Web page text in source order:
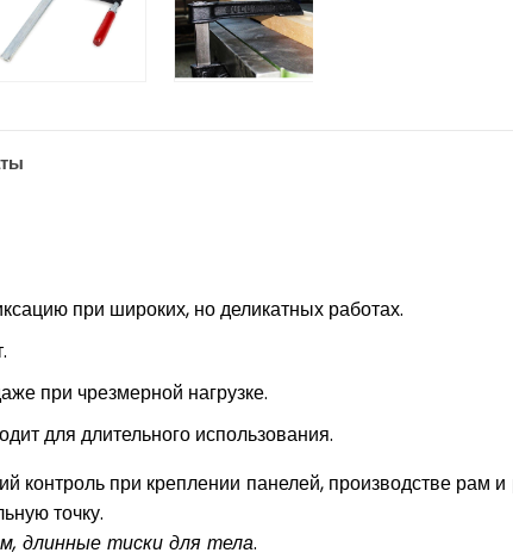
при широких, но деликатных работах.
при чрезмерной нагрузке.
для длительного использования.
контроль при креплении панелей, производстве
точку.
длинные тиски для тела.